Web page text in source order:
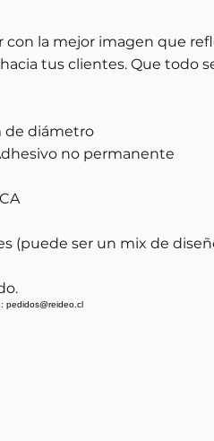
con la mejor imagen que
tus clientes. Que todo
de diámetro
no permanente
(puede ser un mix de
pedidos@reideo.cl